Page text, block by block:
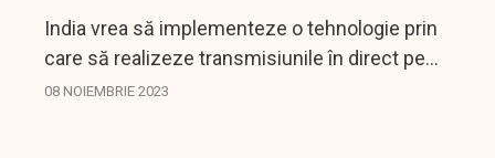
India vrea să implementeze o tehnologie prin
care să realizeze transmisiunile în direct pe
smartephone-uri, fără a fi nevoie de rețeua de
08 NOIEMBRIE 2023